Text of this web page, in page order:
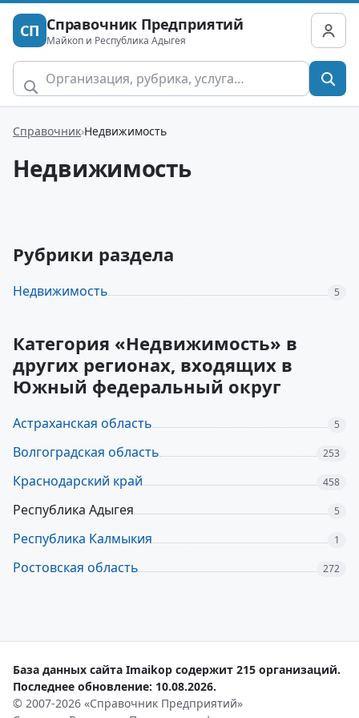
СП Справочник Предприятий
Майкоп и Республика Адыгея
Справочник Недвижимость
Недвижимость
Рубрики раздела
Недвижимость 5
Категория «Недвижимость» в
других регионах, входящих в
Южный федеральный округ
Астраханская область 5
Волгоградская область 253
Краснодарский край 458
Республика Адыгея 5
Республика Калмыкия 1
Ростовская область 272
База данных сайта Imaikop содержит 215 организаций.
Последнее обновление: 10.08.2026.
© 2007-2026 «Справочник Предприятий»